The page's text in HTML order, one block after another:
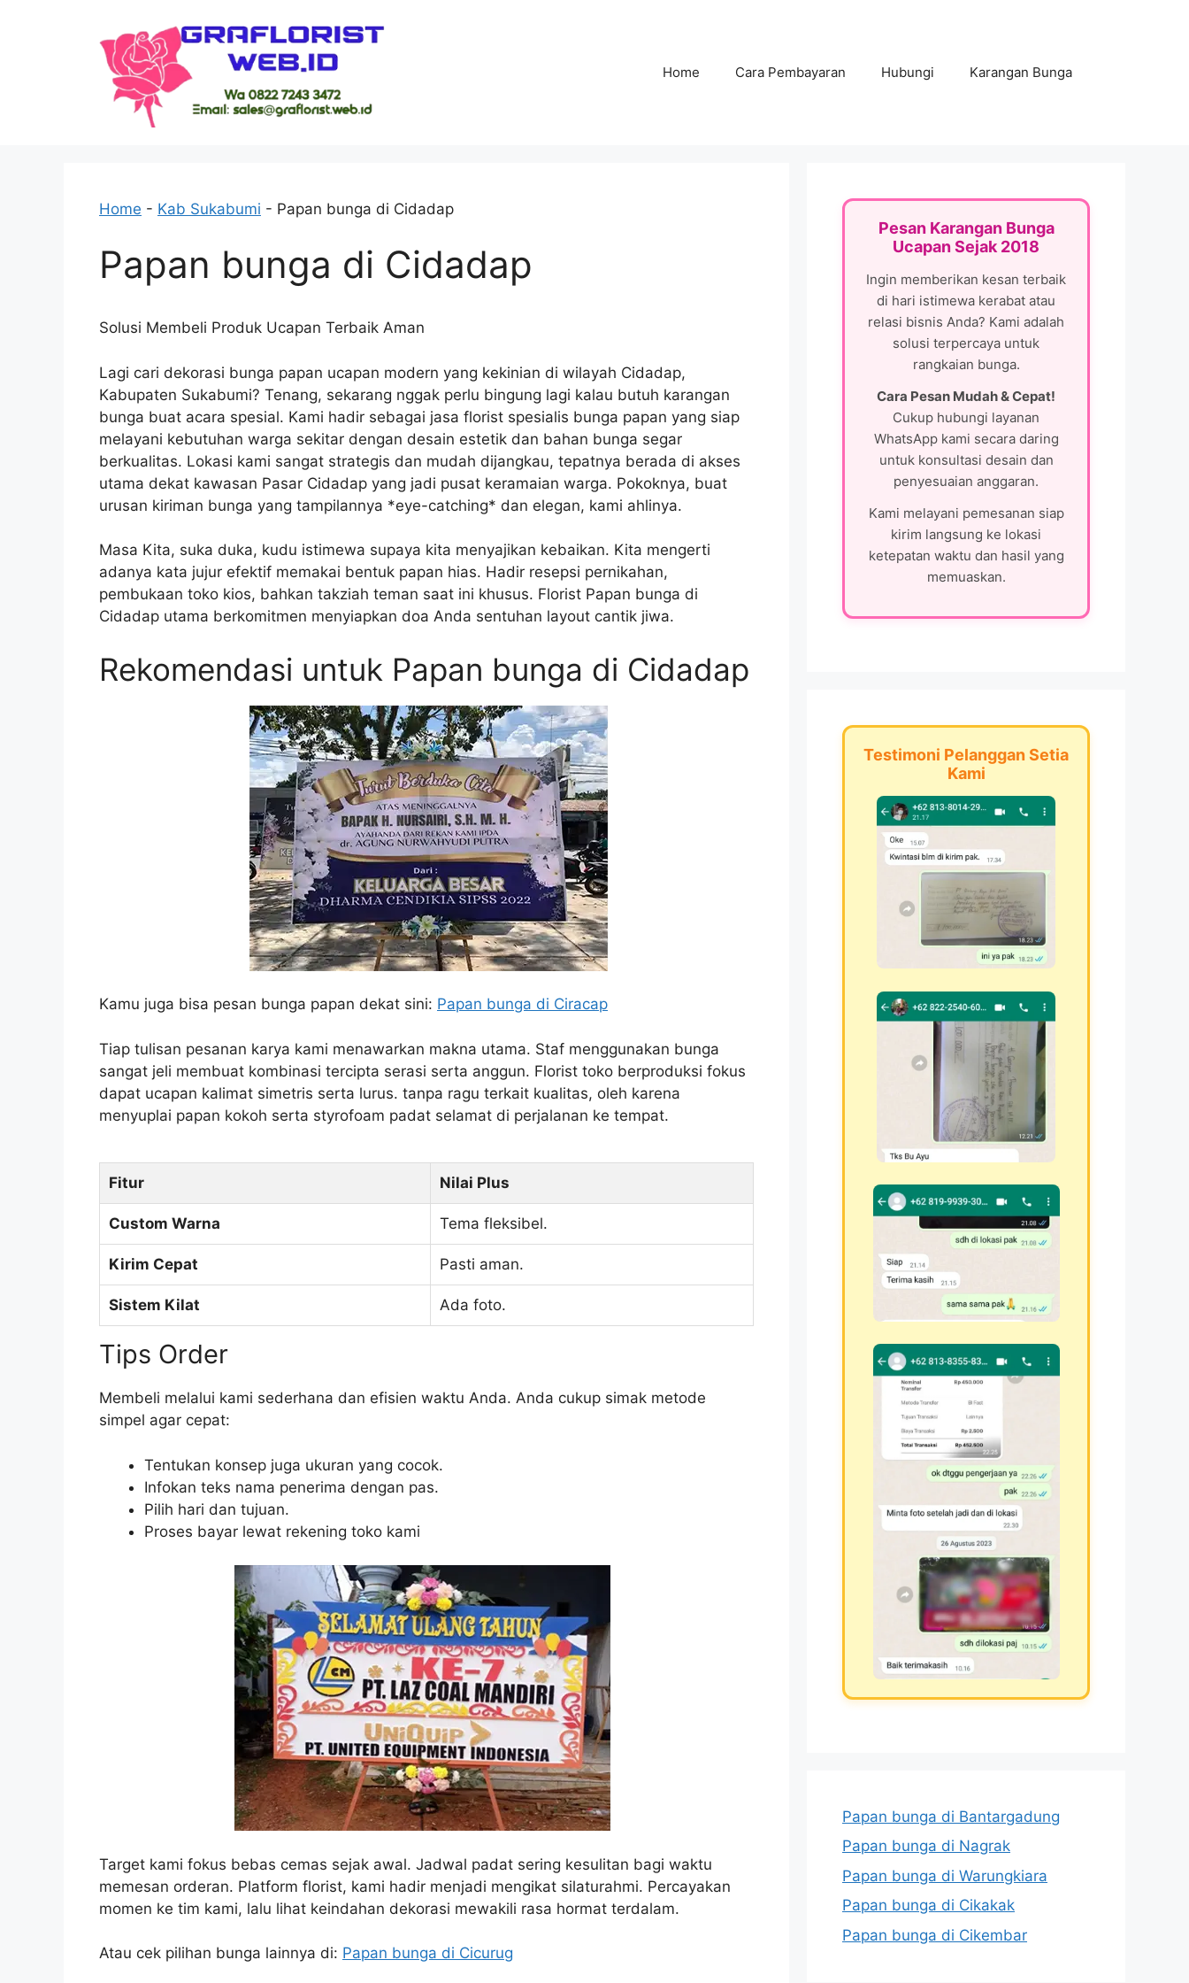
Home Cara Pembayaran Hubungi Karangan Bunga
Home - Kab Sukabumi - Papan bunga di Cidadap
Papan bunga di Cidadap
Solusi Membeli Produk Ucapan Terbaik Aman
Lagi cari dekorasi bunga papan ucapan modern yang kekinian di wilayah Cidadap,
Kabupaten Sukabumi? Tenang, sekarang nggak perlu bingung lagi kalau butuh karangan
bunga buat acara spesial. Kami hadir sebagai jasa florist spesialis bunga papan yang siap
melayani kebutuhan warga sekitar dengan desain estetik dan bahan bunga segar
berkualitas. Lokasi kami sangat strategis dan mudah dijangkau, tepatnya berada di akses
utama dekat kawasan Pasar Cidadap yang jadi pusat keramaian warga. Pokoknya, buat
urusan kiriman bunga yang tampilannya *eye-catching* dan elegan, kami ahlinya.
Masa Kita, suka duka, kudu istimewa supaya kita menyajikan kebaikan. Kita mengerti
adanya kata jujur efektif memakai bentuk papan hias. Hadir resepsi pernikahan,
pembukaan toko kios, bahkan takziah teman saat ini khusus. Florist Papan bunga di
Cidadap utama berkomitmen menyiapkan doa Anda sentuhan layout cantik jiwa.
Rekomendasi untuk Papan bunga di Cidadap
Kamu juga bisa pesan bunga papan dekat sini: Papan bunga di Ciracap
Tiap tulisan pesanan karya kami menawarkan makna utama. Staf menggunakan bunga
sangat jeli membuat kombinasi tercipta serasi serta anggun. Florist toko berproduksi fokus
dapat ucapan kalimat simetris serta lurus. tanpa ragu terkait kualitas, oleh karena
menyuplai papan kokoh serta styrofoam padat selamat di perjalanan ke tempat.
Fitur Nilai Plus
Custom Warna Tema fleksibel.
Kirim Cepat Pasti aman.
Sistem Kilat Ada foto.
Tips Order
Membeli melalui kami sederhana dan efisien waktu Anda. Anda cukup simak metode
simpel agar cepat:
Tentukan konsep juga ukuran yang cocok.
Infokan teks nama penerima dengan pas.
Pilih hari dan tujuan.
Proses bayar lewat rekening toko kami
Target kami fokus bebas cemas sejak awal. Jadwal padat sering kesulitan bagi waktu
memesan orderan. Platform florist, kami hadir menjadi mengikat silaturahmi. Percayakan
momen ke tim kami, lalu lihat keindahan dekorasi mewakili rasa hormat terdalam.
Atau cek pilihan bunga lainnya di: Papan bunga di Cicurug
Pesan Karangan Bunga
Ucapan Sejak 2018
Ingin memberikan kesan terbaik
di hari istimewa kerabat atau
relasi bisnis Anda? Kami adalah
solusi terpercaya untuk
rangkaian bunga.
Cara Pesan Mudah & Cepat!
Cukup hubungi layanan
WhatsApp kami secara daring
untuk konsultasi desain dan
penyesuaian anggaran.
Kami melayani pemesanan siap
kirim langsung ke lokasi
ketepatan waktu dan hasil yang
memuaskan.
Testimoni Pelanggan Setia
Kami
Papan bunga di Bantargadung
Papan bunga di Nagrak
Papan bunga di Warungkiara
Papan bunga di Cikakak
Papan bunga di Cikembar